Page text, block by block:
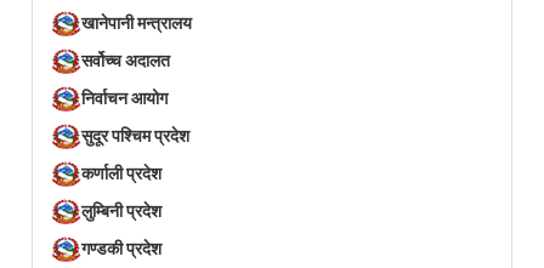
खानेपानी मन्त्रालय
सर्वोच्च अदालत
निर्वाचन आयोग
सुदूर पश्चिम प्रदेश
कर्णाली प्रदेश
लुम्बिनी प्रदेश
गण्डकी प्रदेश